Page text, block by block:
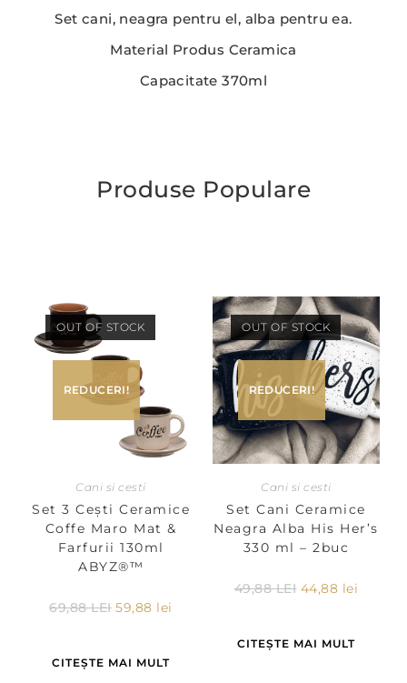
Set cani, neagra pentru el, alba pentru ea.
Material Produs Ceramica
Capacitate 370ml
Produse Populare
OUT OF STOCK
REDUCERI!
Cani si cesti
Set 3 Ceşti Ceramice
Coffe Maro Mat &
Farfurii 130ml
ABYZ®™
69,88LEI 59,88 lei
CITEȘTE MAI MULT
OUT OF STOCK
REDUCERI!
Cani si cesti
Set Cani Ceramice
Neagra Alba His Her’s
330 ml – 2buc
49,88LEI 44,88 lei
CITEȘTE MAI MULT